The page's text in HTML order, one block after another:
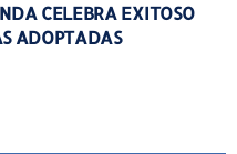
CELEBRA EXITOSO
ADOPTADAS